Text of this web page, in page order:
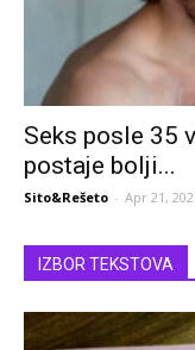
Seks posle 35
postaje bolji...
Sito&Rešeto - Apr 21,
IZBOR TEKSTOVA